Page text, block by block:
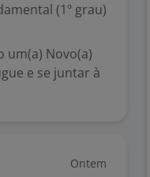
(1º grau)
um(a) Novo(a)
e se juntar à
Ontem